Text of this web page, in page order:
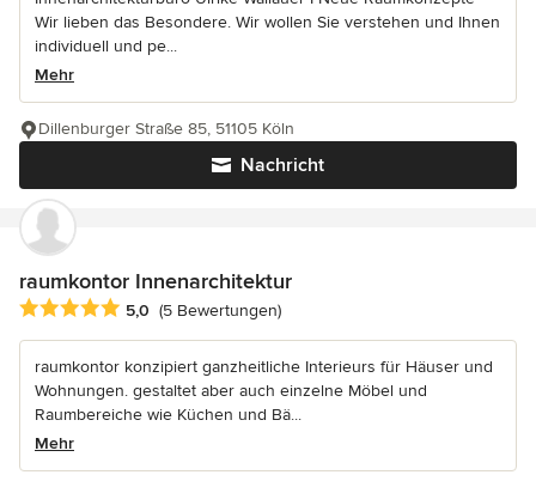
Wir lieben das Besondere. Wir wollen Sie verstehen und Ihnen
individuell und pe...
Mehr
Nachricht
Dillenburger Straße 85, 51105 Köln
raumkontor Innenarchitektur
Durchschnittliche Bewertung: 5 von 5 Sternen
5,0 (5 Bewertungen)
raumkontor konzipiert ganzheitliche Interieurs für Häuser und
Wohnungen. gestaltet aber auch einzelne Möbel und
Raumbereiche wie Küchen und Bä...
Mehr